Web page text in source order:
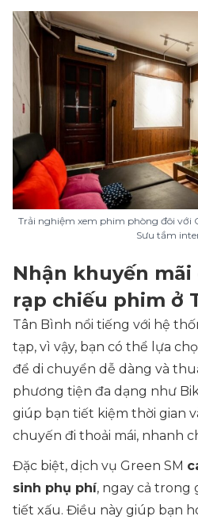
Trải nghiệm xem phim phòng đôi với
Sưu tầm
Nhận khuyến
rạp chiếu phim ở
Tân Bình nổi tiếng với hệ
tạp, vì vậy, bạn có thể lựa
để di chuyển dễ dàng và
phương tiện đa dạng như
giúp bạn tiết kiệm thời gian
chuyến đi thoải mái, nhanh
Đặc biệt, dịch vụ Green SM
sinh phụ phí, ngay cả trong
tiết xấu. Điều này giúp bạn